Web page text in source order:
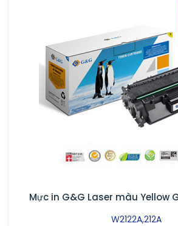
Mực in G&G Laser màu Yellow
W2122A,212A